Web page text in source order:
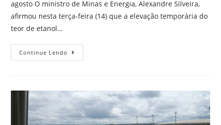
agosto O ministro de Minas e Energia, Alexandre Silveira,
afirmou nesta terça-feira (14) que a elevação temporária do
teor de etanol…
Continue Lendo